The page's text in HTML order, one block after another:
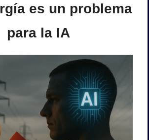
es un problema
para la IA